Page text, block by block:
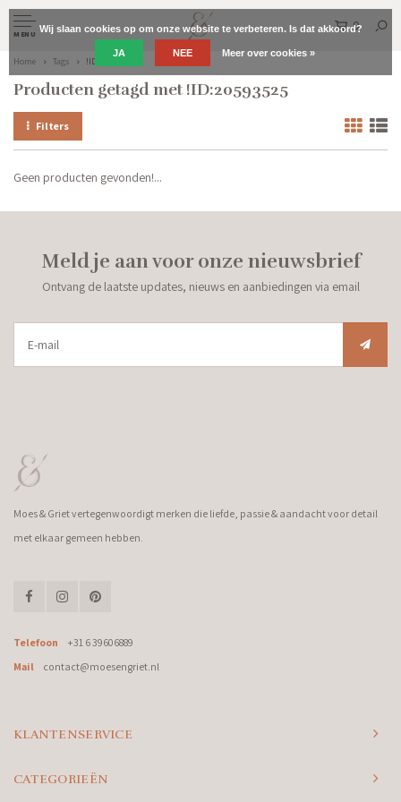
MENU
0
Home Tags !ID:20593525
Producten getagd met !ID:20593525
Filters
Geen producten gevonden!...
Meld je aan voor onze nieuwsbrief
Ontvang de laatste updates, nieuws en aanbiedingen via email
Moes & Griet vertegenwoordigt merken die liefde, passie & aandacht voor detail
met elkaar gemeen hebben.
Telefoon
+31 6 39606889
Mail
contact@moesengriet.nl
KLANTENSERVICE
CATEGORIEËN
Wij slaan cookies op om onze website te verbeteren. Is dat akkoord?
JA NEE Meer over cookies »